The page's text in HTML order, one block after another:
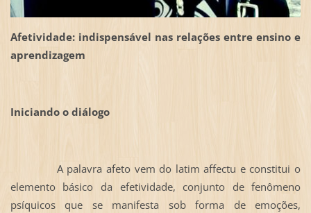
Afetividade: indispensável nas relações entre ensino e
aprendizagem
Iniciando o diálogo
A palavra afeto vem do latim affectu e constitui o
elemento básico da efetividade, conjunto de fenômeno
psíquicos que se manifesta sob forma de emoções,